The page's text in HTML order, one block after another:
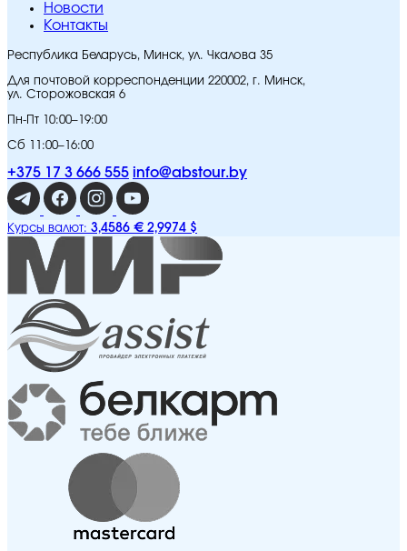
Новости
Контакты
Республика Беларусь, Минск, ул. Чкалова 35
Для почтовой корреспонденции 220002, г. Минск,
ул. Сторожовская 6
Пн-Пт 10:00–19:00
Сб 11:00–16:00
+375 17 3 666 555 info@abstour.by
Курсы валют: 3,4586 € 2,9974 $